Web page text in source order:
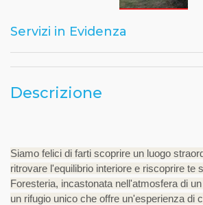
Servizi in Evidenza
Descrizione
Siamo felici di farti scoprire un luogo
ritrovare l'equilibrio interiore e riscoprire te
Foresteria, incastonata nell'atmosfera di
un rifugio unico che offre un'esperienza di